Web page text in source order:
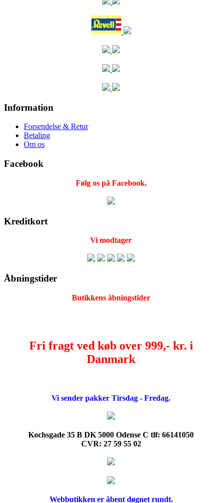
Information
Forsendelse & Retur
Betaling
Om os
Facebook
Følg os på Facebook.
Kreditkort
Vi modtager
Åbningstider
Butikkens åbningstider
Fri fragt ved køb over 999,- kr. i
Danmark
Vi sender pakker Tirsdag - Fredag.
Kochsgade 35 B DK 5000 Odense C tlf: 66141050
CVR: 27 59 55 02
Webbutikken er åbent døgnet rundt.